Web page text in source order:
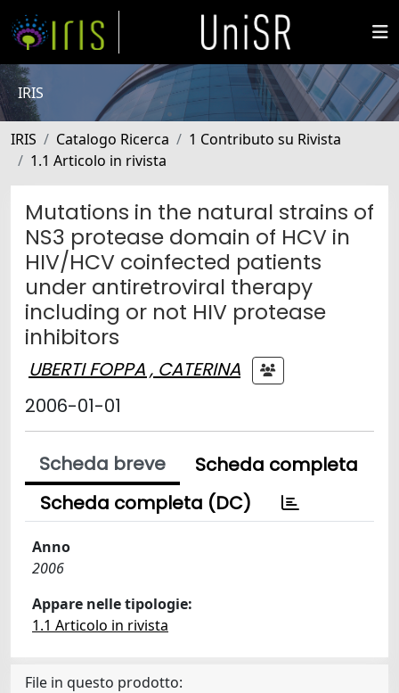
IRIS
IRIS Catalogo Ricerca
1 Contributo su Rivista
1.1 Articolo in rivista
Mutations in the natural strains of
NS3 protease domain of HCV in
HIV/HCV coinfected patients
under antiretroviral therapy
including or not HIV protease
inhibitors
UBERTI FOPPA , CATERINA
2006-01-01
Scheda breve
Scheda completa
Scheda completa (DC)
Anno
2006
Appare nelle tipologie:
1.1 Articolo in rivista
File in questo prodotto: